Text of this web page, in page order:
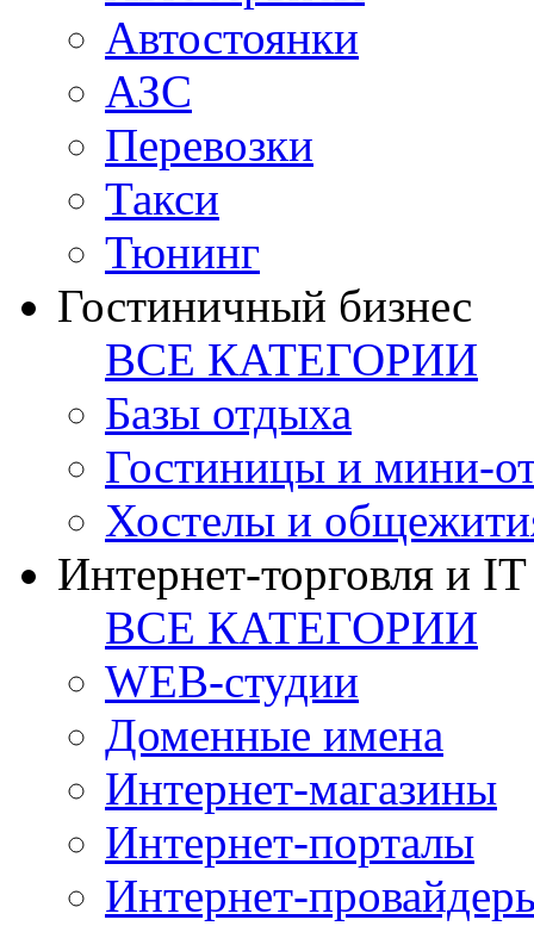
Автостоянки
АЗС
Перевозки
Такси
Тюнинг
Гостиничный бизнес
ВСЕ КАТЕГОРИИ
Базы отдыха
Гостиницы и мини-
Хостелы и
Интернет-торговля и IT
ВСЕ КАТЕГОРИИ
WEB-студии
Доменные имена
Интернет-магазины
Интернет-порталы
Интернет-